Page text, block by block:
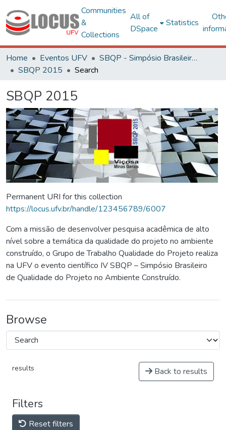
Communities
&
Collections
All of
DSpace
Statistics
Home Eventos UFV
SBQP - Simpósio Brasileiro de Qualidade do Projeto no Ambiente Construído
SBQP 2015
Search
SBQP 2015
Permanent URI for this collection
https://locus.ufv.br/handle/123456789/6007
Com a missão de desenvolver pesquisa acadêmica de alto
nível sobre a temática da qualidade do projeto no ambiente
construído, o Grupo de Trabalho Qualidade do Projeto realiza
na UFV o evento científico IV SBQP – Simpósio Brasileiro
de Qualidade do Projeto no Ambiente Construído.
Browse
results Back to results
Filters
Reset filters